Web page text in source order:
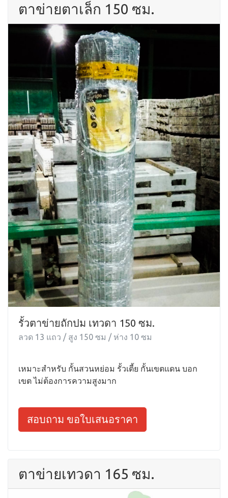
ตาข่ายตาเล็ก 150 ซม.
รั้วตาข่ายถักปม เทวดา 150 ซม.
ลวด 13 แถว / สูง 150 ซม / ห่าง 10 ซม
เหมาะสำหรับ กั้นสวนหย่อม รั้วเตี้ย กั้นเขตแดน บอก
เขต ไม่ต้องการความสูงมาก
สอบถาม ขอใบเสนอราคา
ตาข่ายเทวดา 165 ซม.